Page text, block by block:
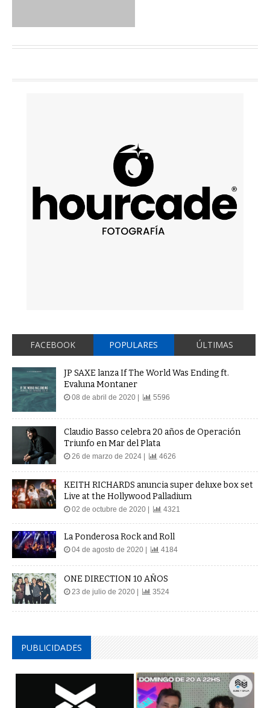
FACEBOOK POPULARES ÚLTIMAS
JP SAXE lanza If The World Was Ending ft.
Evaluna Montaner
08 de abril de 2020 | 5596
Claudio Basso celebra 20 años de Operación
Triunfo en Mar del Plata
26 de marzo de 2024 | 4626
KEITH RICHARDS anuncia super deluxe box set
Live at the Hollywood Palladium
02 de octubre de 2020 | 4321
La Ponderosa Rock and Roll
04 de agosto de 2020 | 4184
ONE DIRECTION 10 AÑOS
23 de julio de 2020 | 3524
PUBLICIDADES